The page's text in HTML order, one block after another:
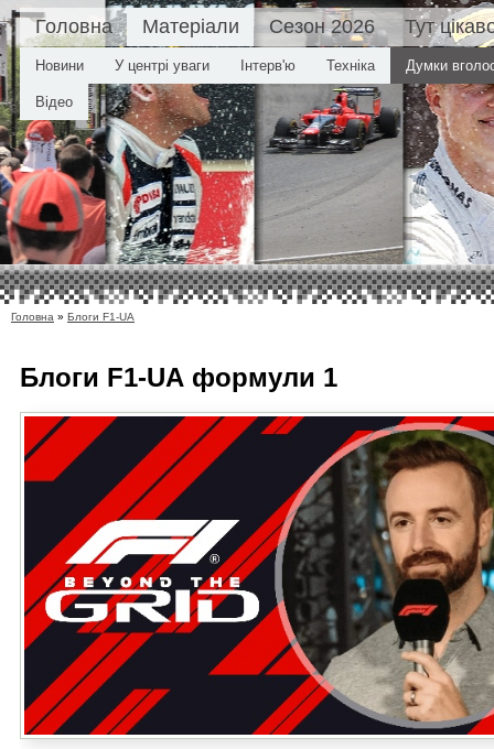
Головна Матеріали
Новини У центрі уваги Інтерв'ю Техніка Думки
Відео
Сезон 2026 Тут
Головна » Блоги F1-UA
Блоги F1-UA формули 1